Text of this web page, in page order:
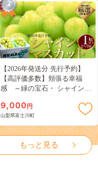
2
【2026年発送分 先行予約】
【高評価多数】頬張る幸福
感 ～緑の宝石・ シャインマ
３房） フルーツ 山梨県産 果
物 くだもの シャイン マスカ
ット ぶどう ブドウ 葡萄 大粒
種なし 先行予約 富士川町
10000円 一万円 9000円 九千円
9,000 円
山梨県富士川町
もっと見る